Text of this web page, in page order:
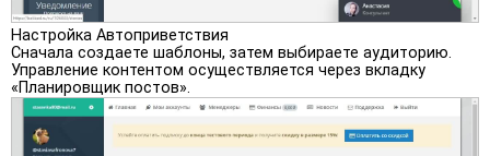
Настройка Автоприветствия
Сначала создаете шаблоны, затем выбираете аудиторию.
Управление контентом осуществляется через вкладку
«Планировщик постов».